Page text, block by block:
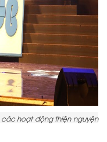
hoạt động thiện nguyện